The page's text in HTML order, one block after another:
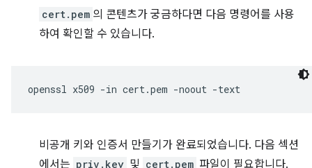
cert.pem 의 콘텐츠가 궁금하다면 다음 명령어를 사용
하여 확인할 수 있습니다.
openssl x509 -in cert.pem -noout
비공개 키와 인증서 만들기가 완료되었습니다. 다음 섹션
에서는 priv.key 및 cert.pem 파일이 필요합니다.